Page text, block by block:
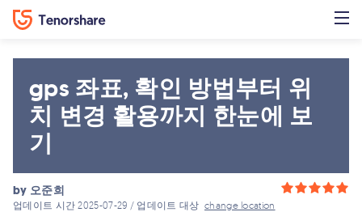
gps 좌표, 확인 방법부터 위
치 변경 활용까지 한눈에 보
기
by 오준희
업데이트 시간 2025-07-29 / 업데이트 대상change location